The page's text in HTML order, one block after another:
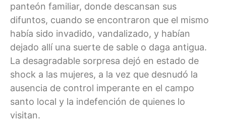
panteón familiar, donde descansan sus
difuntos, cuando se encontraron que el mismo
había sido invadido, vandalizado, y habían
dejado allí una suerte de sable o daga antigua.
La desagradable sorpresa dejó en estado de
shock a las mujeres, a la vez que desnudó la
ausencia de control imperante en el campo
santo local y la indefención de quienes lo
visitan.